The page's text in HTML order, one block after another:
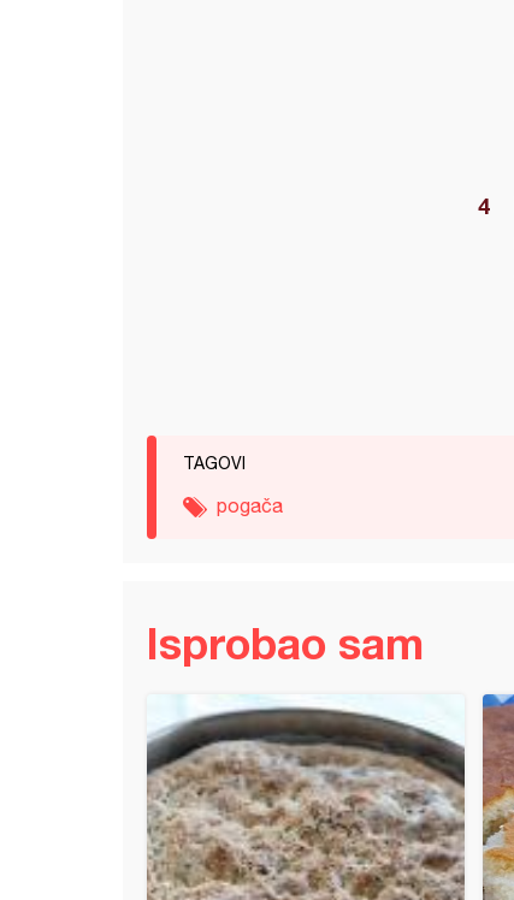
TAGOVI
pogača
Isprobao sam